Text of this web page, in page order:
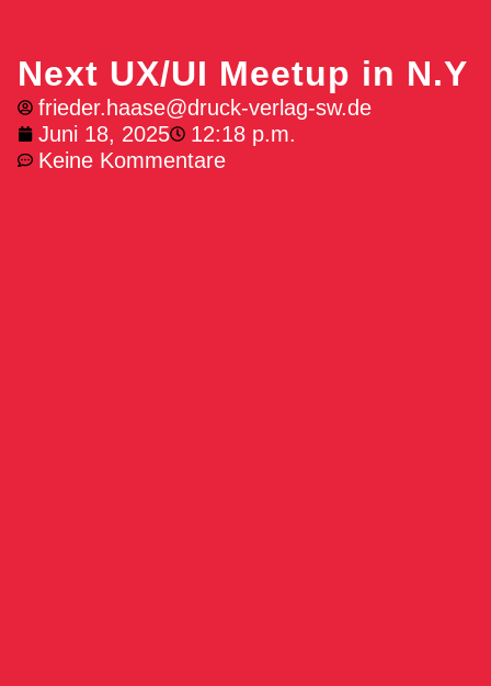
Next UX/UI Meetup in N.Y
frieder.haase@druck-verlag-sw.de
Juni 18, 2025
12:18 p.m.
Keine Kommentare